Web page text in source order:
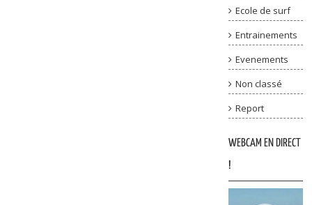
Ecole de surf
Entrainements
Evenements
Non classé
Report
WEBCAM EN DIRECT
!